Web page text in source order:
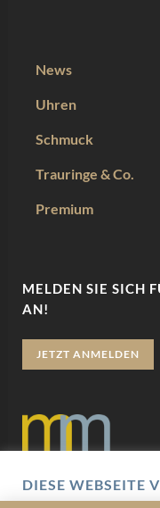
News
Uhren
Schmuck
Trauringe & Co.
Premium
MELDEN SIE SICH
AN!
JETZT ANMELDEN
Datenschutz
DIESE WEBSEITE